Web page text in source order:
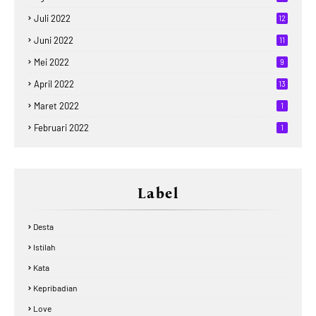
Juli 2022 12
Juni 2022 11
Mei 2022 9
April 2022 13
Maret 2022 1
Februari 2022 1
Label
Desta
Istilah
Kata
Kepribadian
Love